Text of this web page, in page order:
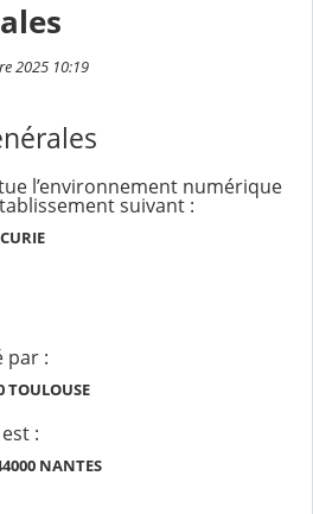
2025 10:19
l’environnement numérique
suivant :
par :
:
NANTES